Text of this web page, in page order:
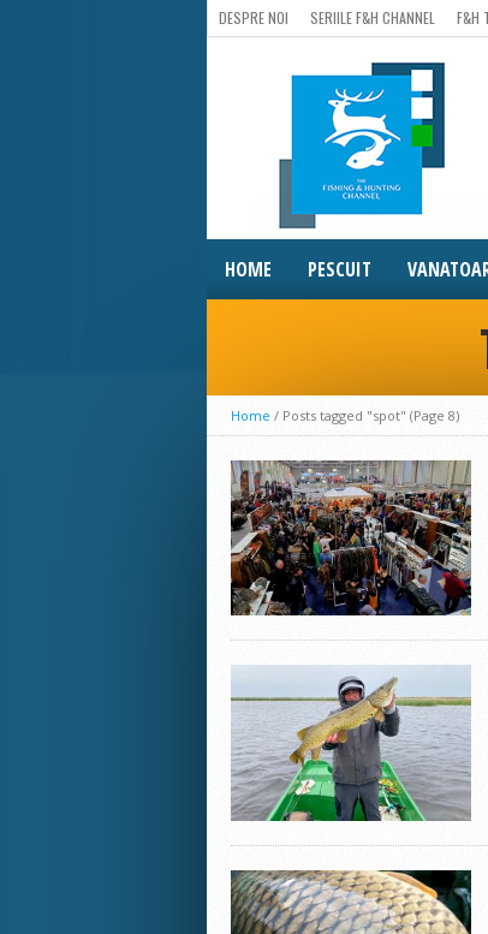
DESPRE NOI SERIILE F&H CHANNEL F&H
HOME PESCUIT
Home / Posts tagged "spot" (Page 8)